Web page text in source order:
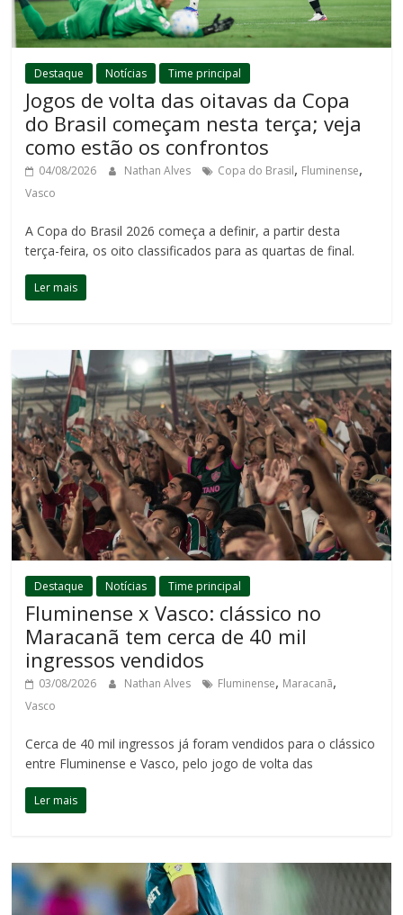
Destaque Notícias Time principal
Jogos de volta das oitavas da Copa
do Brasil começam nesta terça; veja
como estão os confrontos
04/08/2026 Nathan Alves Copa do Brasil, Fluminense,
Vasco
A Copa do Brasil 2026 começa a definir, a partir desta
terça-feira, os oito classificados para as quartas de final.
Ler mais
Destaque Notícias Time principal
Fluminense x Vasco: clássico no
Maracanã tem cerca de 40 mil
ingressos vendidos
03/08/2026 Nathan Alves Fluminense, Maracanã,
Vasco
Cerca de 40 mil ingressos já foram vendidos para o clássico
entre Fluminense e Vasco, pelo jogo de volta das
Ler mais